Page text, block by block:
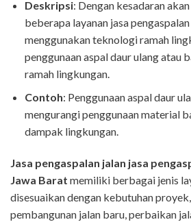
Deskripsi: Dengan kesadaran
beberapa layanan jasa
menggunakan teknologi ramah
penggunaan aspal daur ulang atau
ramah lingkungan.
Contoh: Penggunaan aspal daur
mengurangi penggunaan material
dampak lingkungan.
Jasa pengaspalan jalan jasa
Jawa Barat memiliki berbagai jenis
disesuaikan dengan kebutuhan
pembangunan jalan baru, perbaikan